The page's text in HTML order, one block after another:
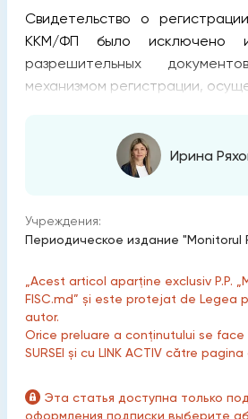
Свидетельство о
ККМ/ФП было исключено
разрешительных
механизмом регистрации,
Ирина
Учреждения:
Периодическое издание "Monitorul
„Acest articol aparține exclusiv P.P.
FISC.md” și este protejat de Legea
autor.
Orice preluare a conținutului se
SURSEI și cu LINK ACTIV către
Эта статья доступна только
оформления подписки выберите